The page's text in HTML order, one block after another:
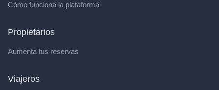
Cómo funciona la plataforma
Propietarios
Aumenta tus reservas
Viajeros